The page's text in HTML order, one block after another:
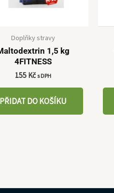
Doplňky stravy
1,5 kg
4FITNESS
155 Kč s DPH
PŘIDAT DO KOŠÍKU